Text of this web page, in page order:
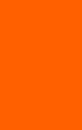
minister-
en
de kandidaat-
met
post in het